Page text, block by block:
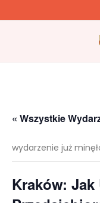
to
« Wszystkie
wydarzenie już
Kraków: